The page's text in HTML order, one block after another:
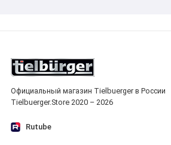
Официальный магазин Tielbuerger в России
Tielbuerger.Store 2020 – 2026
Rutube